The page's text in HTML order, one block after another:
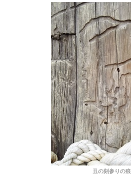
丑の刻参りの痕